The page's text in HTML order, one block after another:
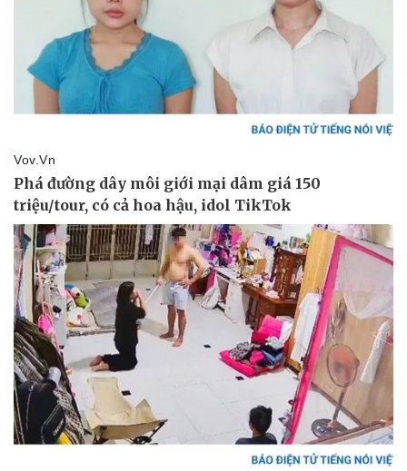
Thể thao
Bóng đá
Lịch thi đấu bóng đá
Thế giới thể thao
eSports
Ô tô - Xe máy
Ô tô
Tư vấn